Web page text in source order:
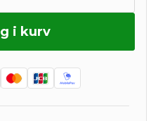
i kurv